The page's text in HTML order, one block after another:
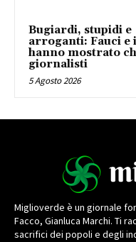
Bugiardi, stupidi e
arroganti: Fauci e
hanno mostrato
giornalisti
5 Agosto 2026
Miglioverde è un giornale
Facco, Gianluca Marchi. Ti
sacrifici dei popoli e degli